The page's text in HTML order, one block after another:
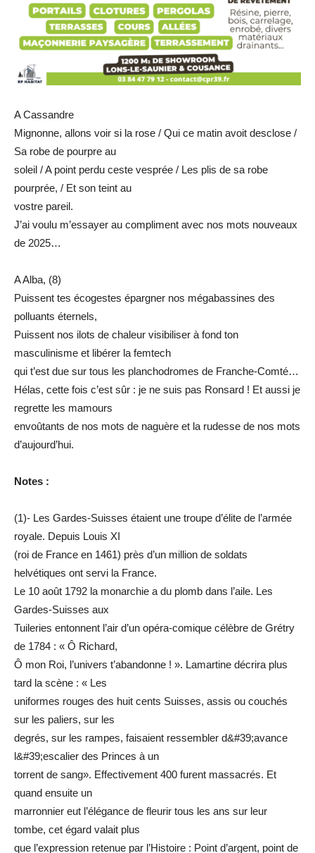
A Cassandre
Mignonne, allons voir si la rose / Qui ce matin avoit desclose /
Sa robe de pourpre au
soleil / A point perdu ceste vesprée / Les plis de sa robe
pourprée, / Et son teint au
vostre pareil.
J’ai voulu m’essayer au compliment avec nos mots nouveaux
de 2025…
A Alba, (8)
Puissent tes écogestes épargner nos mégabassines des
polluants éternels,
Puissent nos ilots de chaleur visibiliser à fond ton
masculinisme et libérer la femtech
qui t’est due sur tous les planchodromes de Franche-Comté…
Hélas, cette fois c’est sûr : je ne suis pas Ronsard ! Et aussi je
regrette les mamours
envoûtants de nos mots de naguère et la rudesse de nos mots
d’aujourd’hui.
Notes :
(1)- Les Gardes-Suisses étaient une troupe d’élite de l’armée
royale. Depuis Louis XI
(roi de France en 1461) près d’un million de soldats
helvétiques ont servi la France.
Le 10 août 1792 la monarchie a du plomb dans l’aile. Les
Gardes-Suisses aux
Tuileries entonnent l’air d’un opéra-comique célèbre de Grétry
de 1784 : « Ô Richard,
Ô mon Roi, l’univers t’abandonne ! ». Lamartine décrira plus
tard la scène : « Les
uniformes rouges des huit cents Suisses, assis ou couchés
sur les paliers, sur les
degrés, sur les rampes, faisaient ressembler d&#39;avance
l&#39;escalier des Princes à un
torrent de sang». Effectivement 400 furent massacrés. Et
quand ensuite un
marronnier eut l’élégance de fleurir tous les ans sur leur
tombe, cet égard valait plus
que l’expression retenue par l’Histoire : Point d’argent, point de